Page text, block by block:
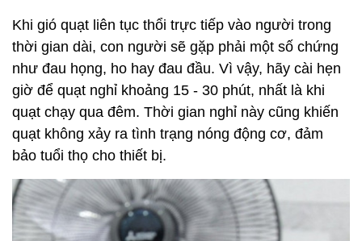
Khi gió quạt liên tục thổi trực tiếp vào người trong
thời gian dài, con người sẽ gặp phải một số chứng
như đau họng, ho hay đau đầu. Vì vậy, hãy cài hẹn
giờ để quạt nghỉ khoảng 15 - 30 phút, nhất là khi
quạt chạy qua đêm. Thời gian nghỉ này cũng khiến
quạt không xảy ra tình trạng nóng động cơ, đảm
bảo tuổi thọ cho thiết bị.